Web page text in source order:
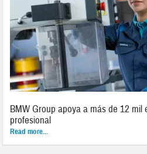
BMW Group apoya a más de 12 mil
profesional
Read more...